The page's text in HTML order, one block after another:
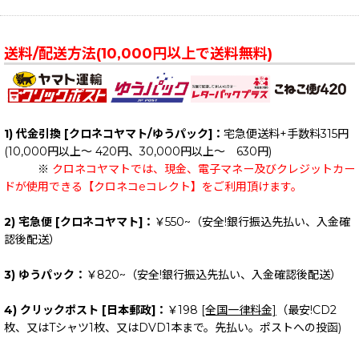
送料/配送方法(10,000円以上で送料無料)
1) 代金引換 [クロネコヤマト/ゆうパック]： 宅急便送料+手数料315円
(10,000円以上～ 420円、30,000円以上～ 630円)
※ クロネコヤマトでは、現金、電子マネー及びクレジットカー
ドが使用できる【クロネコeコレクト】をご利用頂けます。
2) 宅急便 [クロネコヤマト]： ￥550~（安全!銀行振込先払い、入金確
認後配送）
3) ゆうパック： ￥820~（安全!銀行振込先払い、入金確認後配送）
4) クリックポスト [日本郵政]： ￥198 [全国一律料金]
（最安!CD2
枚、又はTシャツ1枚、又はDVD1本まで。先払い。ポストへの投函)